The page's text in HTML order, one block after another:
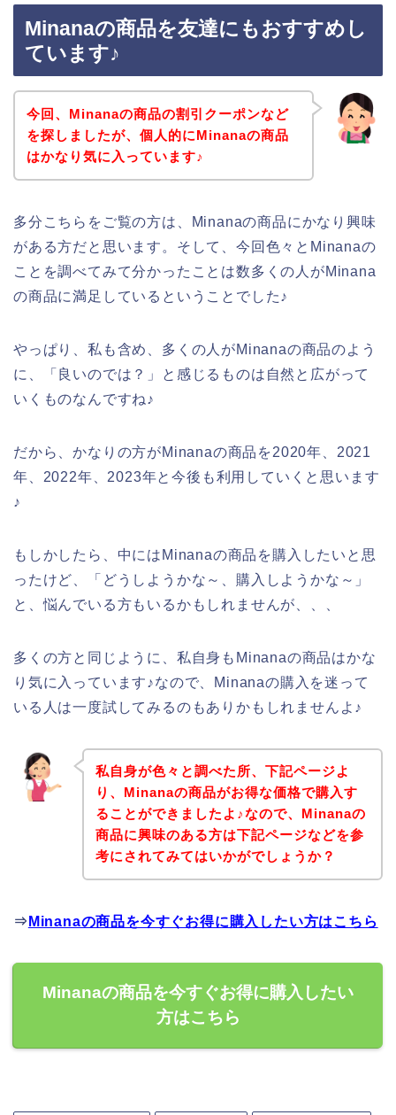
Minanaの商品を友達にもおすすめし
ています♪
今回、Minanaの商品の割引クーポンなど
を探しましたが、個人的にMinanaの商品
はかなり気に入っています♪
多分こちらをご覧の方は、Minanaの商品にかなり興味
がある方だと思います。そして、今回色々とMinanaの
ことを調べてみて分かったことは数多くの人がMinana
の商品に満足しているということでした♪
やっぱり、私も含め、多くの人がMinanaの商品のよう
に、「良いのでは？」と感じるものは自然と広がって
いくものなんですね♪
だから、かなりの方がMinanaの商品を2020年、2021
年、2022年、2023年と今後も利用していくと思います
♪
もしかしたら、中にはMinanaの商品を購入したいと思
ったけど、「どうしようかな～、購入しようかな～」
と、悩んでいる方もいるかもしれませんが、、、
多くの方と同じように、私自身もMinanaの商品はかな
り気に入っています♪なので、Minanaの購入を迷って
いる人は一度試してみるのもありかもしれませんよ♪
私自身が色々と調べた所、下記ページよ
り、Minanaの商品がお得な価格で購入す
ることができましたよ♪なので、Minanaの
商品に興味のある方は下記ページなどを参
考にされてみてはいかがでしょうか？
⇒ Minanaの商品を今すぐお得に購入したい方はこちら
Minanaの商品を今すぐお得に購入したい
方はこちら